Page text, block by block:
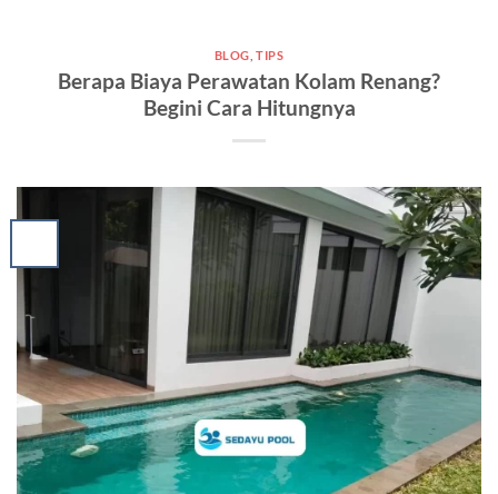
BLOG ,TIPS
Berapa Biaya Perawatan Kolam Renang?
Begini Cara Hitungnya